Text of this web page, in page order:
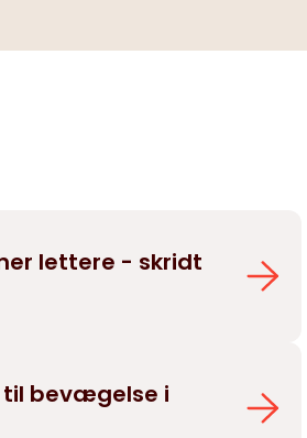
lettere - skridt
til bevægelse i